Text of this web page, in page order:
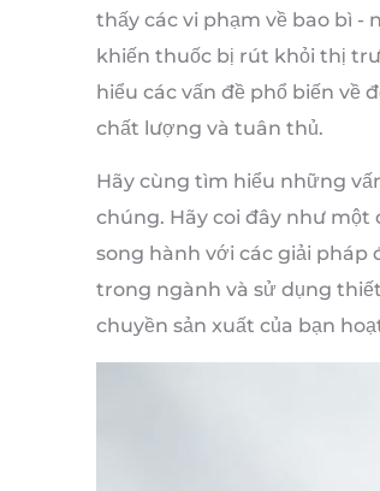
thấy các vi phạm về bao bì -
khiến thuốc bị rút khỏi thị
hiểu các vấn đề phổ biến
chất lượng và tuân thủ.
Hãy cùng tìm hiểu những
chúng. Hãy coi đây như một
song hành với các giải
trong ngành và sử dụng
chuyền sản xuất của bạn